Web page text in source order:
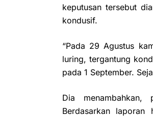
keputusan tersebut
kondusif.
“Pada 29 Agustus
luring, tergantung
pada 1 September.
Dia menambahkan,
Berdasarkan